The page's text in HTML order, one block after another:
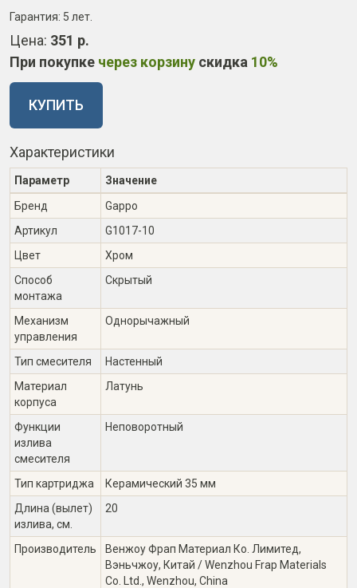
Гарантия: 5 лет
Цена: 351 р.
При покупке через корзину скидка 10%
КУПИТЬ
Характеристики
Параметр
Значение
Бренд
Gappo
Артикул
G1017-10
Цвет
Хром
Способ
монтажа
Скрытый
Механизм
управления
Однорычажный
Тип смесителя
Настенный
Материал
корпуса
Латунь
Функции
излива
смесителя
Неповоротный
Тип картриджа
Керамический 35 мм
Длина (вылет)
излива, см.
20
Производитель
Венжоу Фрап Материал Ко. Лимитед,
Вэньчжоу, Китай / Wenzhou Frap Materials
Co. Ltd., Wenzhou, China